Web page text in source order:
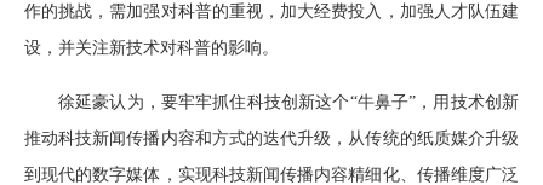
作的挑战，需加强对科普的重视，加大经费投入，加强人才队伍建
设，并关注新技术对科普的影响。
徐延豪认为，要牢牢抓住科技创新这个“牛鼻子”，用技术创新
推动科技新闻传播内容和方式的迭代升级，从传统的纸质媒介升级
到现代的数字媒体，实现科技新闻传播内容精细化、传播维度广泛